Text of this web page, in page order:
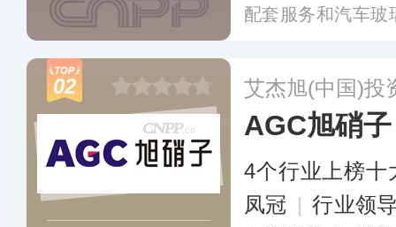
配套服务和汽车玻
车厂商，营销网络
更多
02 艾杰旭(中国)投
AGC旭硝子
4个行业上榜十
凤冠 | 行业领